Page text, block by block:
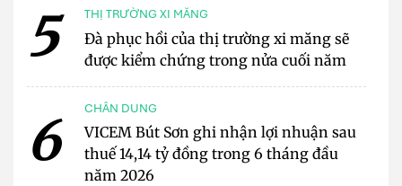
5 THỊ TRƯỜNG XI MĂNG
Đà phục hồi của thị trường xi măng sẽ
được kiểm chứng trong nửa cuối năm
6 CHÂN DUNG
VICEM Bút Sơn ghi nhận lợi nhuận sau
thuế 14,14 tỷ đồng trong 6 tháng đầu
năm 2026